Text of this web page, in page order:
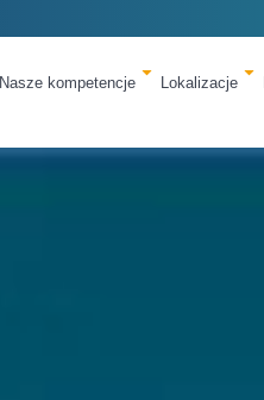
Nasze kompetencje Lokalizacje